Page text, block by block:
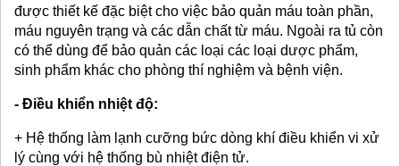
được thiết kế đặc biệt cho việc bảo quản máu toàn phần,
máu nguyên trạng và các dẫn chất từ máu. Ngoài ra tủ còn
có thể dùng để bảo quản các loại các loại dược phẩm,
sinh phẩm khác cho phòng thí nghiệm và bệnh viện.
- Điều khiển nhiệt độ:
+ Hệ thống làm lạnh cưỡng bức dòng khí điều khiển vi xử
lý cùng với hệ thống bù nhiệt điện tử.